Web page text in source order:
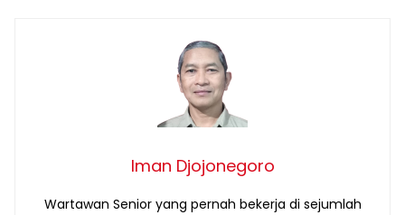
Iman Djojonegoro
Wartawan Senior yang pernah bekerja di sejumlah